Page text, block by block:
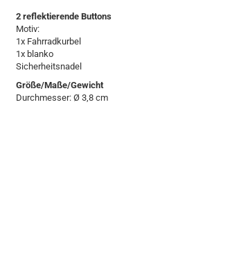
2 reflektierende Buttons
Motiv:
1x Fahrradkurbel
1x blanko
Sicherheitsnadel
Größe/Maße/Gewicht
Durchmesser: Ø 3,8 cm